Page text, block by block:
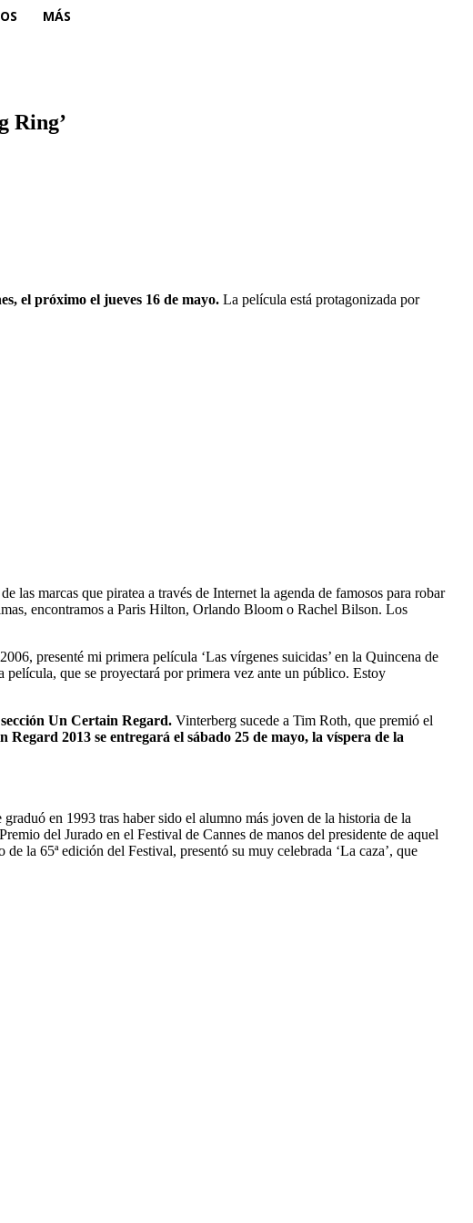
MÁS
Ring’
el próximo el jueves 16 de mayo. La película está protagonizada por
las marcas que piratea a través de Internet la agenda de famosos para robar
encontramos a Paris Hilton, Orlando Bloom o Rachel Bilson. Los
presenté mi primera película ‘Las vírgenes suicidas’ en la Quincena de
que se proyectará por primera vez ante un público. Estoy
Un Certain Regard. Vinterberg sucede a Tim Roth, que premió el
2013 se entregará el sábado 25 de mayo, la víspera de la
en 1993 tras haber sido el alumno más joven de la historia de la
del Jurado en el Festival de Cannes de manos del presidente de aquel
la 65ª edición del Festival, presentó su muy celebrada ‘La caza’, que